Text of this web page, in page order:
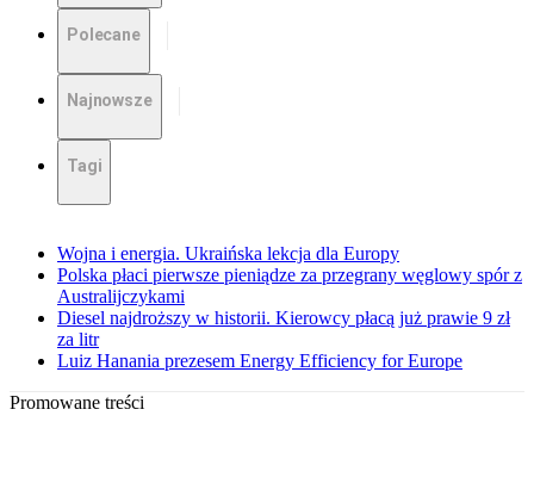
Polecane
Najnowsze
Tagi
Wojna i energia. Ukraińska lekcja dla Europy
Polska płaci pierwsze pieniądze za przegrany węglowy spór z
Australijczykami
Diesel najdroższy w historii. Kierowcy płacą już prawie 9 zł
za litr
Luiz Hanania prezesem Energy Efficiency for Europe
Promowane treści